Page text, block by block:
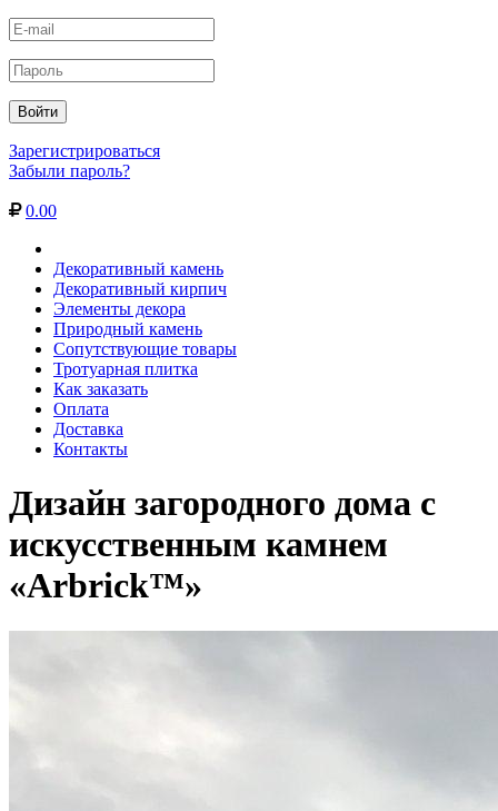
Зарегистрироваться
Забыли пароль?
0.00
Декоративный камень
Декоративный кирпич
Элементы декора
Природный камень
Сопутствующие товары
Тротуарная плитка
Как заказать
Оплата
Доставка
Контакты
Дизайн загородного дома с
искусственным камнем
«Arbrick™»